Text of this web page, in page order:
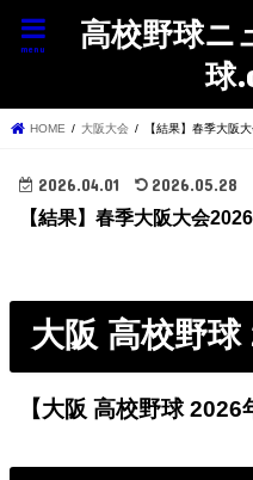
高校野球ニ
球
menu
HOME 大阪大会 【結果】春季大阪
2026.04.01 2026.05.28
【結果】春季大阪大会
大阪 高校野球
【大阪 高校野球 2026